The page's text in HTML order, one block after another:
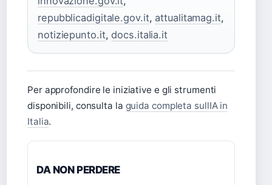
repubblicadigitale.gov.it, attualitamag.it,
notiziepunto.it,docs.italia.it
Per approfondire le iniziative e gli strumenti
disponibili, consulta la guida completa sullIA in
Italia.
DA NON PERDERE